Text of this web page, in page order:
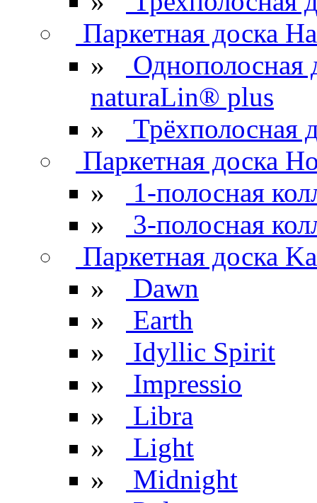
Паркетная доска
»
Однополосная
naturaLin® plus
»
Трёхполосная
Паркетная доска
»
1-полосная
»
3-полосная
Паркетная доска
»
Dawn
»
Earth
»
Idyllic Spirit
»
Impressio
»
Libra
»
Light
»
Midnight